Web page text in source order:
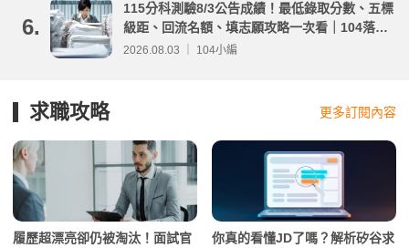
6.
115分科測驗8/3公告成績！最低錄取分數、五標
級距、回流名額、填志願攻略一次看｜104落點
分析
2026.08.03 ｜ 104小編
求職攻略 更多訂閱內容
履歷超漂亮卻仍被淘汰！面試官
你真的看懂JD了嗎？解析矽谷求